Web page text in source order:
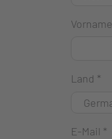
Vorname
Land *
E-Mail *